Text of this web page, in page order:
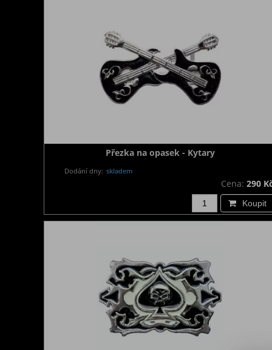
Přezka na opasek - Kytary
Dodání dny: skladem
Cena: 290
Koupit